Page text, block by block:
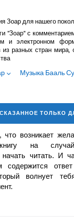
Зоар для нашего
"Зоар" с
и электронном
из разных стран
Музыка Бааль
СКАЗАННОЕ ТОЛЬКО
что возникает
на
читать. И
содержится
волнует